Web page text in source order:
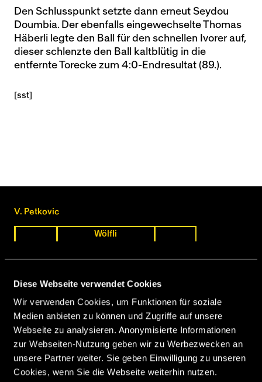
Diese Webseite verwendet Cookies
Wir verwenden Cookies, um Funktionen für soziale
Medien anbieten zu können und Zugriffe auf unsere
Webseite zu analysieren. Anonymisierte Informationen
zur Webseiten-Nutzung geben wir zu Werbezwecken an
unsere Partner weiter. Sie geben Einwilligung zu unseren
Cookies, wenn Sie die Webseite weiterhin nutzen.
Den Schlusspunkt setzte dann erneut Seydou
Doumbia. Der ebenfalls eingewechselte Thomas
Häberli legte den Ball für den schnellen Ivorer auf,
dieser schlenzte den Ball kaltblütig in die
entfernte Torecke zum 4:0-Endresultat (89.).
[sst]
V. Petkovic
Wölfli
SchweglerHochstrasser Yapi Raimondi
Schneuwly Regazzoni